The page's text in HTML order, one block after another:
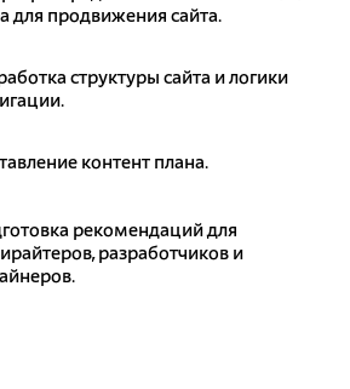
для продвижения сайта.
структуры сайта и логики
контент плана.
рекомендаций для
разработчиков и